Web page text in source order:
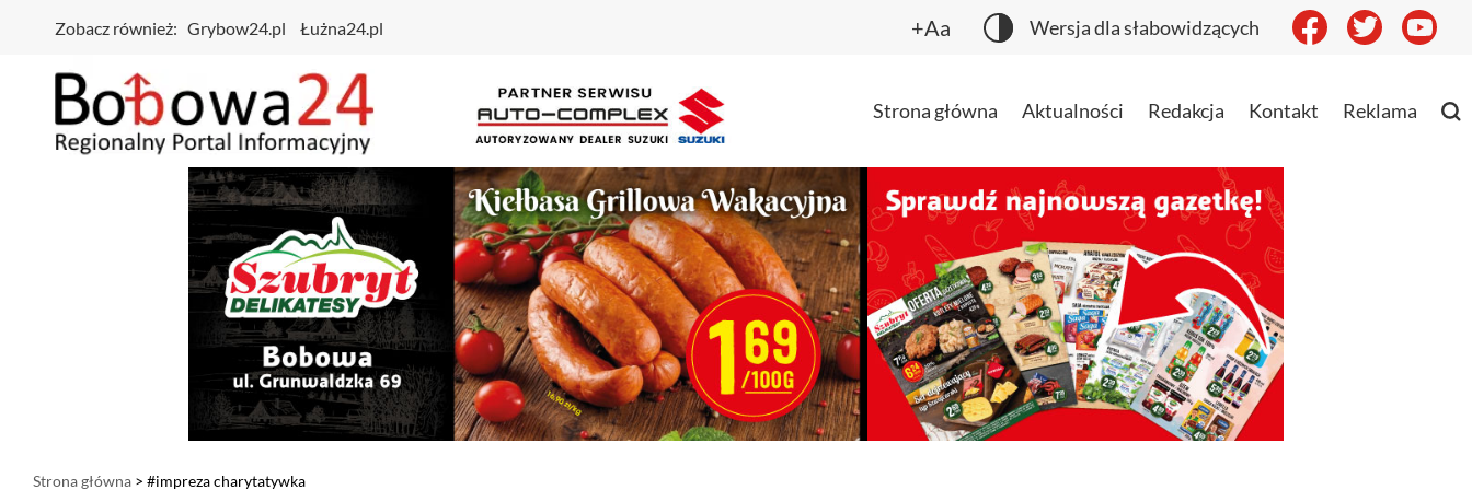
Zobacz również: Grybow24.pl Łużna24.pl +Aa Wersja dla słabowidzących
Strona główna Aktualności Redakcja Kontakt Reklama
Strona główna > #impreza charytatywka